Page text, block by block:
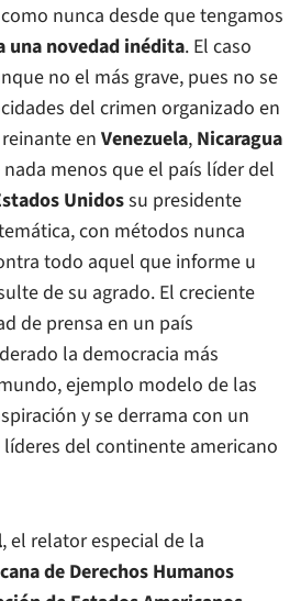
nunca desde que tengamos
una novedad inédita. El caso
no el más grave, pues no se
del crimen organizado en
en Venezuela, Nicaragua
menos que el país líder del
Unidossu presidente
con métodos nunca
todo aquel que informe u
de su agrado. El creciente
de prensa en un país
la democracia más
ejemplo modelo de las
y se derrama con un
del continente americano
, el relator especial de la
de Derechos Humanos